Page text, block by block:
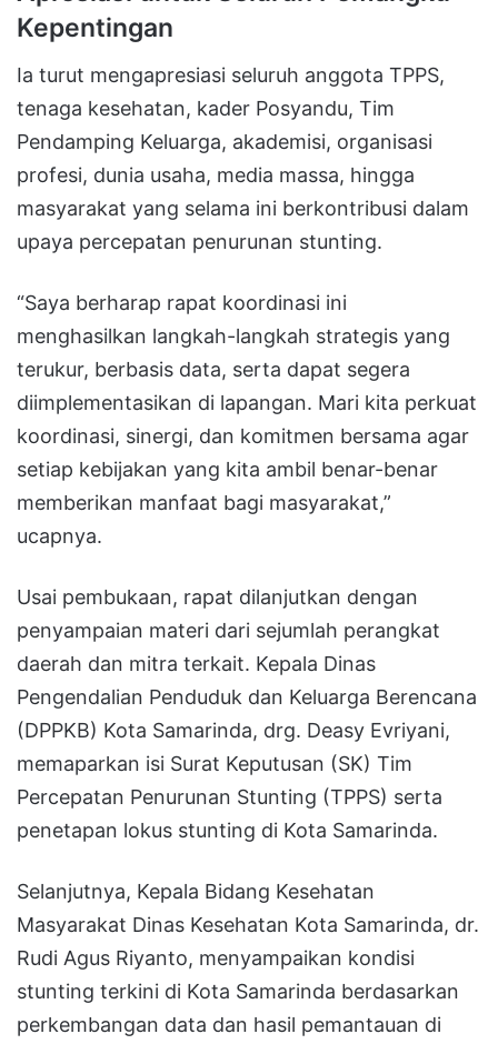
Kepentingan
Ia turut mengapresiasi seluruh anggota TPPS,
tenaga kesehatan, kader Posyandu, Tim
Pendamping Keluarga, akademisi, organisasi
profesi, dunia usaha, media massa, hingga
masyarakat yang selama ini berkontribusi dalam
upaya percepatan penurunan stunting.
“Saya berharap rapat koordinasi ini
menghasilkan langkah-langkah strategis yang
terukur, berbasis data, serta dapat segera
diimplementasikan di lapangan. Mari kita perkuat
koordinasi, sinergi, dan komitmen bersama agar
setiap kebijakan yang kita ambil benar-benar
memberikan manfaat bagi masyarakat,”
ucapnya.
Usai pembukaan, rapat dilanjutkan dengan
penyampaian materi dari sejumlah perangkat
daerah dan mitra terkait. Kepala Dinas
Pengendalian Penduduk dan Keluarga Berencana
(DPPKB) Kota Samarinda, drg. Deasy Evriyani,
memaparkan isi Surat Keputusan (SK) Tim
Percepatan Penurunan Stunting (TPPS) serta
penetapan lokus stunting di Kota Samarinda.
Selanjutnya, Kepala Bidang Kesehatan
Masyarakat Dinas Kesehatan Kota Samarinda, dr.
Rudi Agus Riyanto, menyampaikan kondisi
stunting terkini di Kota Samarinda berdasarkan
perkembangan data dan hasil pemantauan di